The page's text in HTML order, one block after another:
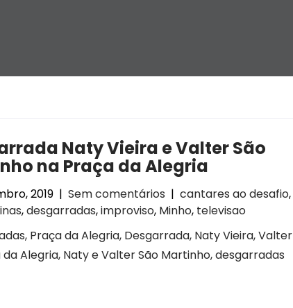
Naty Vieira e Valter São
na Praça da Alegria
2019 | Sem comentários | cantares ao desafio,
,desgarradas,improviso, Minho, televisao
Praça da Alegria, Desgarrada, Naty Vieira, Valter
Alegria, Naty e Valter São Martinho, desgarradas